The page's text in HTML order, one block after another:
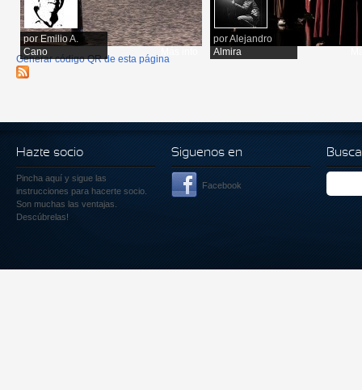
por Emilio A.
Cano
porAlejandro
Almira
Generar código QR de esta página
Hazte socio
Pincha aquí y sigue las
instrucciones para hacerte socio.
Son muchas las ventajas.
Descúbrelas!
Siguenos en
Facebook